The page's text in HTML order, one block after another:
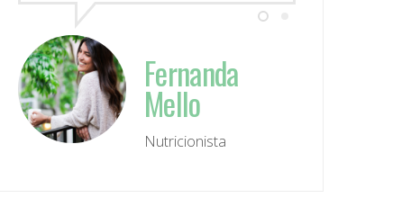
Fernanda
Mello
Nutricionista